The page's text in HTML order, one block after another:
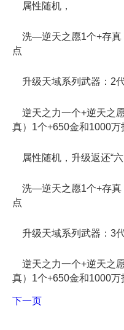
属性随机，
洗—逆天之愿1个+存真
点
升级天域系列武器：2
逆天之力一个+逆天之
真）1个+650金和1000万
属性随机，升级返还“六
洗—逆天之愿1个+存真
点
升级天域系列武器：3
逆天之力一个+逆天之
真）1个+650金和1000万
下一页